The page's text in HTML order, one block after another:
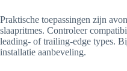
Praktische toepassingen zijn
slaapritmes. Controleer
leading- of trailing-edge types.
installatie aanbeveling.